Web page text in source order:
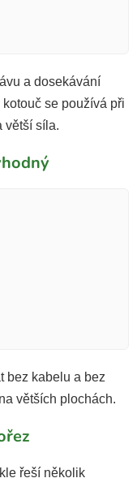
a dosekávání
se používá při
větší síla.
bez kabelu a bez
větších plochách.
řeší několik